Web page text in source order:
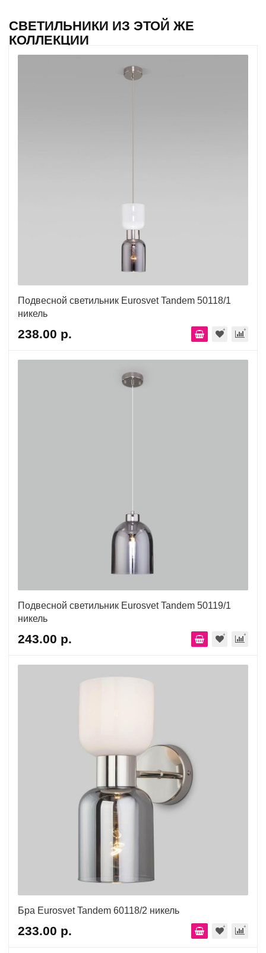
СВЕТИЛЬНИКИ ИЗ ЭТОЙ ЖЕ
КОЛЛЕКЦИИ
Подвесной светильник Eurosvet Tandem 50118/1
никель
238.00 р.
Подвесной светильник Eurosvet Tandem 50119/1
никель
243.00 р.
Бра Eurosvet Tandem 60118/2 никель
233.00 р.